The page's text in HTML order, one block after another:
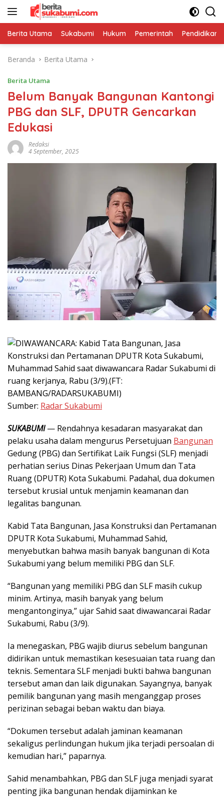
Langsung
Berita Utama Sukabumi Hukum Pemerintah Pendidikan
Beranda Berita Utama
Berita Utama
Belum Banyak Bangunan Kantongi
PBG dan SLF, DPUTR Gencarkan
Edukasi
Redaksi
4 September, 2025
Sumber: Radar Sukabumi
SUKABUMI— Rendahnya kesadaran masyarakat dan
pelaku usaha dalam mengurus Persetujuan Bangunan
Gedung (PBG) dan Sertifikat Laik Fungsi (SLF) menjadi
perhatian serius Dinas Pekerjaan Umum dan Tata
Ruang (DPUTR) Kota Sukabumi. Padahal, dua dokumen
tersebut krusial untuk menjamin keamanan dan
legalitas bangunan.
Kabid Tata Bangunan, Jasa Konstruksi dan Pertamanan
DPUTR Kota Sukabumi, Muhammad Sahid,
menyebutkan bahwa masih banyak bangunan di Kota
Sukabumi yang belum memiliki PBG dan SLF.
“Bangunan yang memiliki PBG dan SLF masih cukup
minim. Artinya, masih banyak yang belum
mengantonginya,” ujar Sahid saat diwawancarai Radar
Sukabumi, Rabu (3/9).
Ia menegaskan, PBG wajib diurus sebelum bangunan
didirikan untuk memastikan kesesuaian tata ruang dan
teknis. Sementara SLF menjadi bukti bahwa bangunan
tersebut aman dan laik digunakan. Sayangnya, banyak
pemilik bangunan yang masih menganggap proses
perizinan sebagai beban waktu dan biaya.
“Dokumen tersebut adalah jaminan keamanan
sekaligus perlindungan hukum jika terjadi persoalan di
kemudian hari,” paparnya.
Sahid menambahkan, PBG dan SLF juga menjadi syarat
penting jika bangunan hendak dijaminkan ke